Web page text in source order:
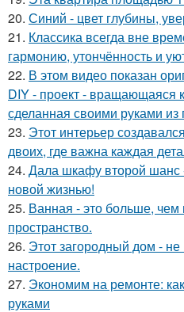
20. Синий - цвет глубины,
21. Классика всегда вне
гармонию, утончённость и
22. В этом видео показан
DIY - проект - вращающаяся
сделанная своими руками
23. Этот интерьер
двоих, где важна каждая
24. Дала шкафу второй шанс
новой жизнью!
25. Ванная - это больше,
пространство.
26. Этот загородный дом - не
настроение.
27. Экономим на ремонте:
руками